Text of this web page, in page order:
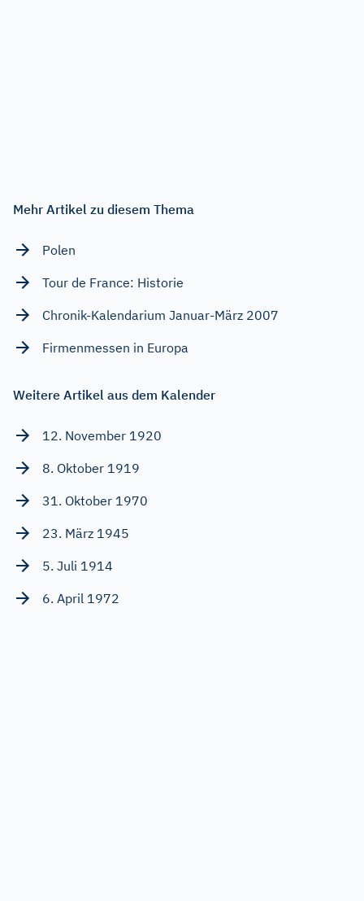
Mehr Artikel zu diesem Thema
Polen
Tour de France: Historie
Chronik-Kalendarium Januar-März 2007
Firmenmessen in Europa
Weitere Artikel aus dem Kalender
12. November 1920
8. Oktober 1919
31. Oktober 1970
23. März 1945
5. Juli 1914
6. April 1972